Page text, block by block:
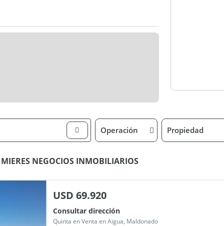
Operación Propiedad
NEGOCIOS INMOBILIARIOS
USD 69.920
Consultar dirección
Quinta en Venta en Aigua, Maldonado